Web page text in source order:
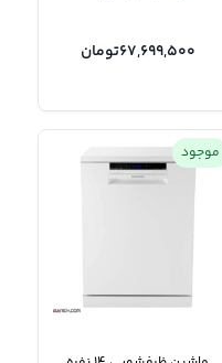
67,699,500تومان
موجود